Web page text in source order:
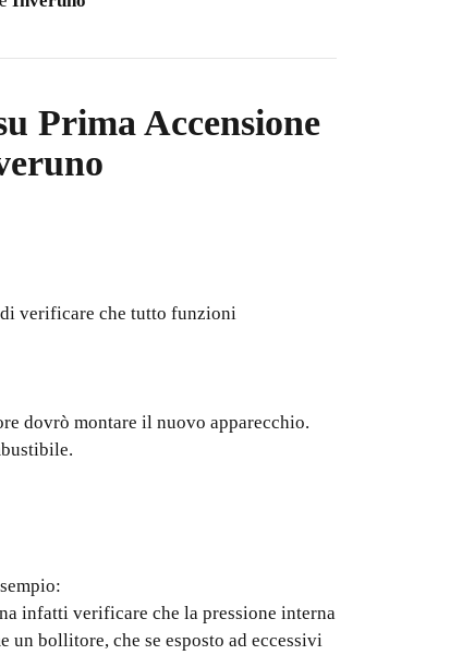
Prima Accensione
verificare che tutto funzioni
dovrò montare il nuovo apparecchio.
infatti verificare che la pressione interna
bollitore, che se esposto ad eccessivi